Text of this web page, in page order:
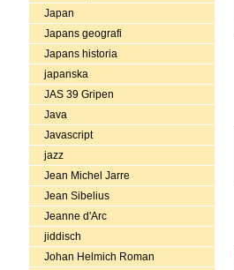
Japan
Japans geografi
Japans historia
japanska
JAS 39 Gripen
Java
Javascript
jazz
Jean Michel Jarre
Jean Sibelius
Jeanne d'Arc
jiddisch
Johan Helmich Roman